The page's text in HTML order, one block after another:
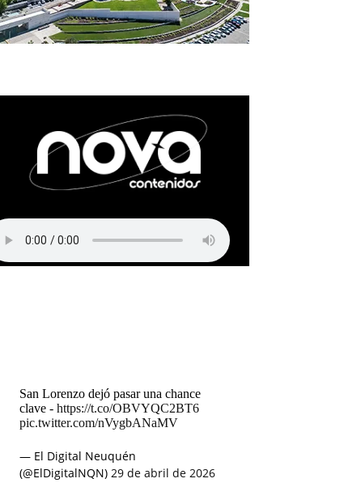
San Lorenzo dejó pasar una chance
clave - https://t.co/OBVYQC2BT6
pic.twitter.com/nVygbANaMV
— El Digital Neuquén
(@ElDigitalNQN) 29 de abril de 2026